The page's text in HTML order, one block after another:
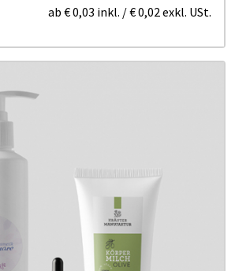
ab € 0,03 inkl. /€ 0,02exkl. USt.